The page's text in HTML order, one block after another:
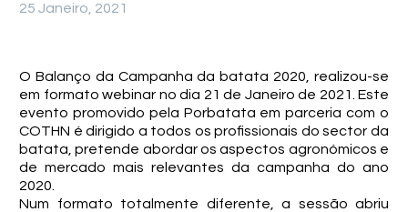
25 Janeiro, 2021
O Balanço da Campanha da batata 2020, realizou-se
em formato webinar no dia 21 de Janeiro de 2021. Este
evento promovido pela Porbatata em parceria com o
COTHN é dirigido a todos os profissionais do sector da
batata, pretende abordar os aspectos agronómicos e
de mercado mais relevantes da campanha do ano
2020.
Num formato totalmente diferente, a sessão abriu